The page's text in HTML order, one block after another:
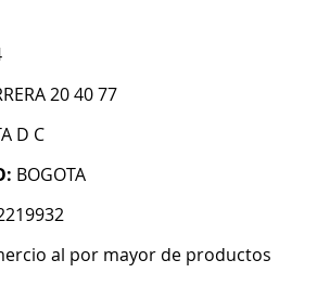
20 40 77
D C
BOGOTA
al por mayor de productos